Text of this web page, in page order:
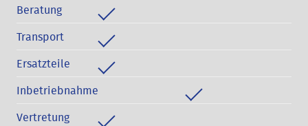
Beratung
Transport
Ersatzteile
Inbetriebnahme
Vertretung